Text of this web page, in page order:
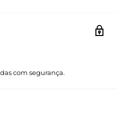
com segurança.